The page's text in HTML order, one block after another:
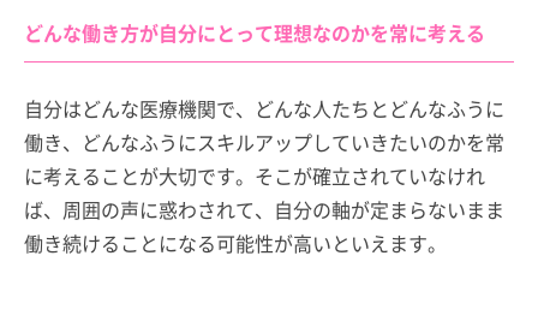
どんな働き方が自分にとって理想なのかを常に考える
自分はどんな医療機関で、どんな人たちとどんなふうに
働き、どんなふうにスキルアップしていきたいのかを常
に考えることが大切です。そこが確立されていなけれ
ば、周囲の声に惑わされて、自分の軸が定まらないまま
働き続けることになる可能性が高いといえます。